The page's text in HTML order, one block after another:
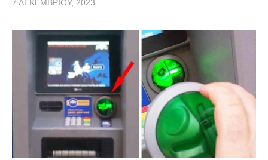
7 ΔΕΚΕΜΒΡΊΟΥ, 2023